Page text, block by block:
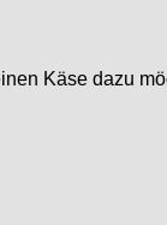
Käse dazu